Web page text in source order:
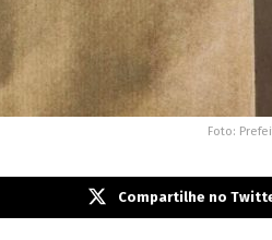
Foto:
Compartilhe no